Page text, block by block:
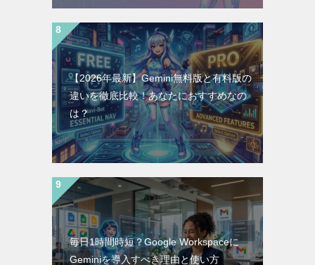
【2026年最新】Gemini無料版と有料版の
違いを徹底比較！あなたにおすすめなの
は？
毎日1時間時短？Google Workspaceに
Geminiを導入すべき理由と使い方